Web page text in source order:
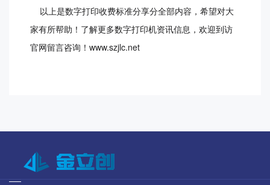
以上是数字打印收费标准分享分全部内容，希望对大
家有所帮助！了解更多数字打印机资讯信息，欢迎到访
官网留言咨询！www.szjlc.net